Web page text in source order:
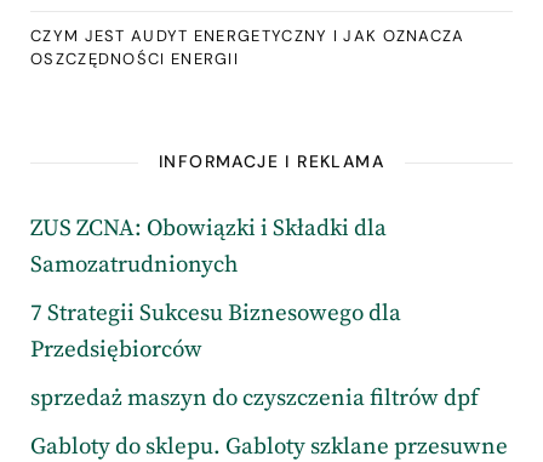
CZYM JEST AUDYT ENERGETYCZNY I JAK OZNACZA
OSZCZĘDNOŚCI ENERGII
INFORMACJE I REKLAMA
ZUS ZCNA: Obowiązki i Składki dla
Samozatrudnionych
7 Strategii Sukcesu Biznesowego dla
Przedsiębiorców
sprzedaż maszyn do czyszczenia filtrów dpf
Gabloty do sklepu. Gabloty szklane przesuwne